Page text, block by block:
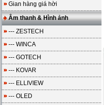
Gian hàng giá hời
Âm thanh & Hình ảnh
--- ZESTECH
--- WINCA
--- GOTECH
--- KOVAR
--- ELLIVIEW
--- OLED